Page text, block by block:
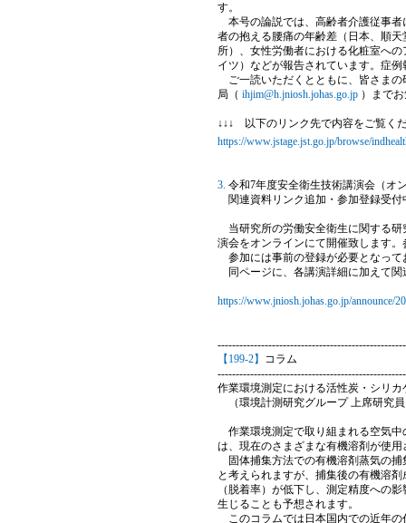
す。
本号の論説では、高齢者介護従事者
者の抱える腰痛の年齢差（日本、順
所）、女性労働者における化粧室へ
イツ）などが報告されています。症
ご一読いただくとともに、皆さまの
局（ ihjim@h.jniosh.johas.go.jp ）まで
↓↓↓ 以下のリンク先で内容をご覧くだ
https://www.jstage.jst.go.jp/browse/
3. 令和7年度安全衛生技術講演会（オ
関連資料リンク追加・参加登録受付
当研究所の労働安全衛生に関する研
演会をオンラインにて開催致します
参加には事前の登録が必要となって
同ページに、各講演詳細に加えて
https://www.jniosh.johas.go.jp/announce/
【199-2】 コラム
作業環境測定における活性炭・シリ
（環境計測研究グループ 上席研究
作業環境測定で取り組まれる空気中
は、現在のさまざまな有機溶剤が使
固体捕集方法での有機溶剤蒸気の捕
と考えられますが、捕集後の有機溶
（脱着率）が低下し、測定精度への
生じることも予想されます。
このコラムでは日本国内での近年の